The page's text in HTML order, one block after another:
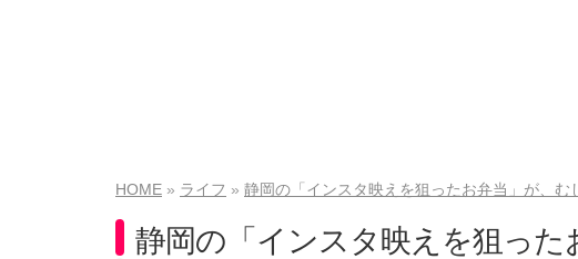
HOME ライフ 静岡の「インスタ映えを狙ったお弁当」が、む
静岡の「インスタ映えを狙った